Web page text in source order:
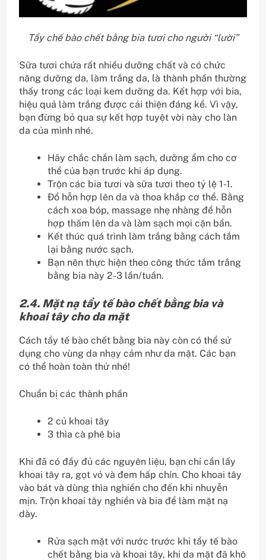
Tẩy chế bào chết bằng bia tươi cho người “lười”
Sữa tươi chứa rất nhiều dưỡng chất và có chức
năng dưỡng da, làm trắng da, là thành phần thường
thấy trong các loại kem dưỡng da. Kết hợp với bia,
hiệu quả làm trắng được cải thiện đáng kể. Vì vậy,
bạn đừng bỏ qua sự kết hợp tuyệt vời này cho làn
da của mình nhé.
Hãy chắc chắn làm sạch, dưỡng ẩm cho cơ
thể của bạn trước khi áp dụng.
Trộn các bia tươi và sữa tươi theo tỷ lệ 1-1.
Đổ hỗn hợp lên da và thoa khắp cơ thể. Bằng
cách xoa bóp, massage nhẹ nhàng để hỗn
hợp thấm lên da và làm sạch mọi cặn bẩn.
Kết thúc quá trình làm trắng bằng cách tắm
lại bằng nước sạch.
Bạn nên thực hiện theo công thức tắm trắng
bằng bia này 2-3 lần/tuần.
2.4. Mặt nạ tẩy tế bào chết bằng bia và
khoai tây cho da mặt
Cách tẩy tế bào chết bằng bia này còn có thể sử
dụng cho vùng da nhạy cảm như da mặt. Các bạn
có thể hoàn toàn thử nhé!
Chuẩn bị các thành phần
2 củ khoai tây
3 thìa cà phê bia
Khi đã có đầy đủ các nguyên liệu, bạn chỉ cần lấy
khoai tây ra, gọt vỏ và đem hấp chín. Cho khoai tây
vào bát và dùng thìa nghiền cho đến khi nhuyễn
mịn. Trộn khoai tây nghiền và bia để làm mặt nạ
dày.
Rửa sạch mặt với nước trước khi tẩy tế bào
chết bằng bia và khoai tây, khi da mặt đã khô